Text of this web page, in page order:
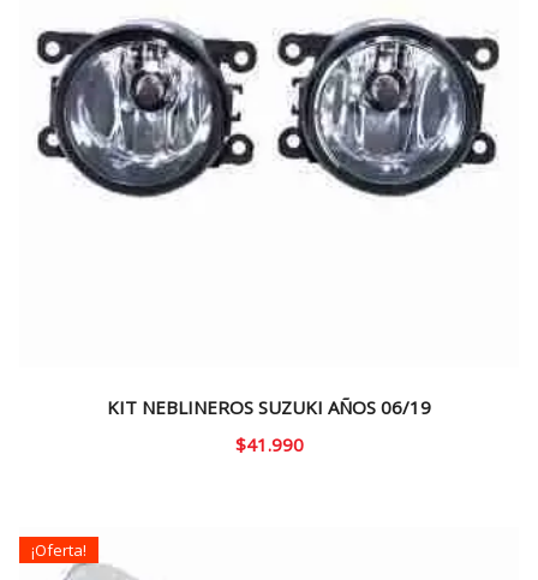
KIT NEBLINEROS SUZUKI AÑOS 06/19
$41.990
¡Oferta!